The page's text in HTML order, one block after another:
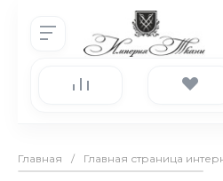
Главная / Главная страница